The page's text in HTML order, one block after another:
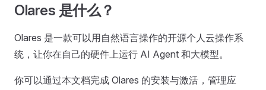
Olares 是什么？
Olares 是一款可以用自然语言操作的开源个人云操作系
统，让你在自己的硬件上运行 AI Agent 和大模型。
你可以通过本文档完成 Olares 的安装与激活，管理应